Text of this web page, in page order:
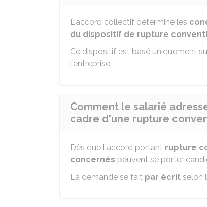
L'accord collectif détermine les
du dispositif de rupture
Ce dispositif est basé uniquement
l'entreprise.
Comment le salarié
cadre d'une rupture
Dès que l'accord portant rupture
concernés peuvent se porter
La demande se fait par écrit selon